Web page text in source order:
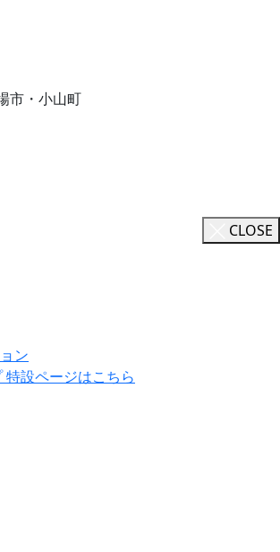
市・小山町
CLOSE
ン
特設ページはこちら